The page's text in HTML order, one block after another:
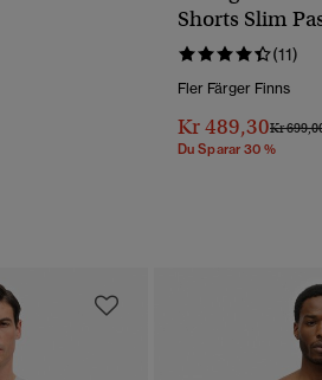
Från
Shorts Slim
(11)
Fler Färger Finns
Kr 489,30Pris
Kr
Du Sparar 30 %